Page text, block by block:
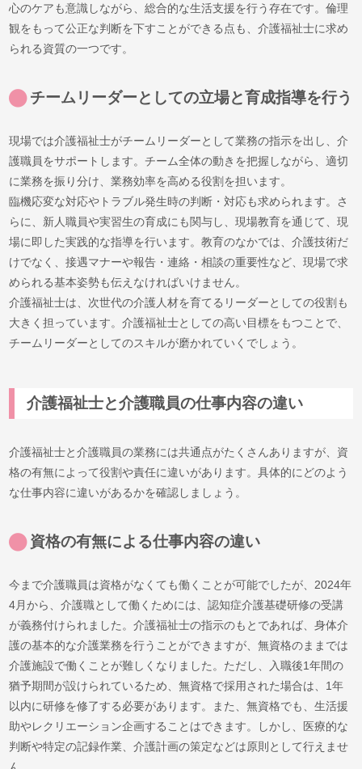
心のケアも意識しながら、総合的な生活支援を行う存在です。倫理
観をもって公正な判断を下すことができる点も、介護福祉士に求め
られる資質の一つです。
チームリーダーとしての立場と育成指導を行う
現場では介護福祉士がチームリーダーとして業務の指示を出し、介
護職員をサポートします。チーム全体の動きを把握しながら、適切
に業務を振り分け、業務効率を高める役割を担います。
臨機応変な対応やトラブル発生時の判断・対応も求められます。さ
らに、新人職員や実習生の育成にも関与し、現場教育を通じて、現
場に即した実践的な指導を行います。教育のなかでは、介護技術だ
けでなく、接遇マナーや報告・連絡・相談の重要性など、現場で求
められる基本姿勢も伝えなければいけません。
介護福祉士は、次世代の介護人材を育てるリーダーとしての役割も
大きく担っています。介護福祉士としての高い目標をもつことで、
チームリーダーとしてのスキルが磨かれていくでしょう。
介護福祉士と介護職員の仕事内容の違い
介護福祉士と介護職員の業務には共通点がたくさんありますが、資
格の有無によって役割や責任に違いがあります。具体的にどのよう
な仕事内容に違いがあるかを確認しましょう。
資格の有無による仕事内容の違い
今まで介護職員は資格がなくても働くことが可能でしたが、2024年
4月から、介護職として働くためには、認知症介護基礎研修の受講
が義務付けられました。介護福祉士の指示のもとであれば、身体介
護の基本的な介護業務を行うことができますが、無資格のままでは
介護施設で働くことが難しくなりました。ただし、入職後1年間の
猶予期間が設けられているため、無資格で採用された場合は、1年
以内に研修を修了する必要があります。また、無資格でも、生活援
助やレクリエーション企画することはできます。しかし、医療的な
判断や特定の記録作業、介護計画の策定などは原則として行えませ
ん。